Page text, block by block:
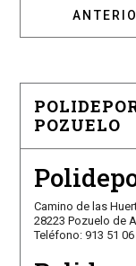
POZUELO
Camino de las
28223 Pozuelo de
Teléfono: 913 51 06